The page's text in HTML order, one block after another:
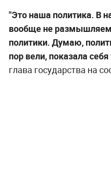
"Это наша политика. В
вообще не
политики. Думаю,
пор вели, показала
глава государства на